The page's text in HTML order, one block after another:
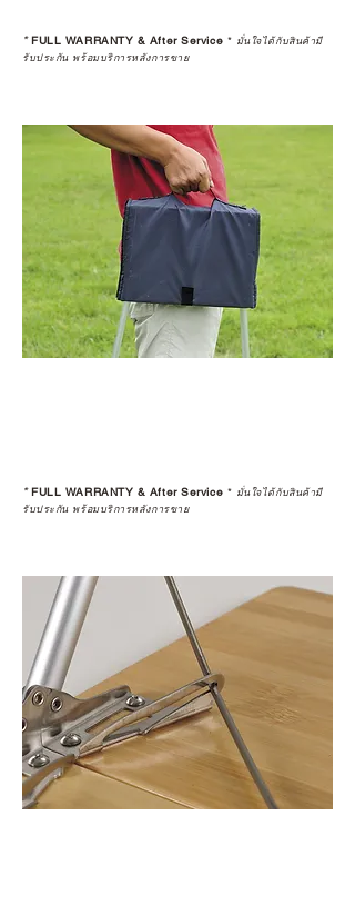
*FULL WARRANTY & After Service * มั่นใจได้กับสินค้ามี
รับประกัน พร้อมบริการหลังการขาย
*FULL WARRANTY & After Service * มั่นใจได้กับสินค้ามี
รับประกัน พร้อมบริการหลังการขาย